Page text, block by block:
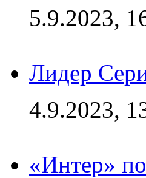
5.9.2023,
Лидер
4.9.2023,
«Интер»